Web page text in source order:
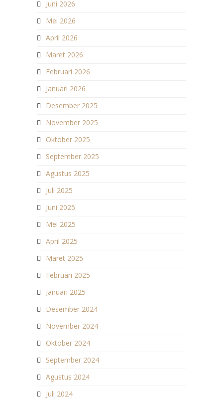
Juni 2026
Mei 2026
April 2026
Maret 2026
Februari 2026
Januari 2026
Desember 2025
November 2025
Oktober 2025
September 2025
Agustus 2025
Juli 2025
Juni 2025
Mei 2025
April 2025
Maret 2025
Februari 2025
Januari 2025
Desember 2024
November 2024
Oktober 2024
September 2024
Agustus 2024
Juli 2024